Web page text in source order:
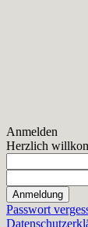
Anmelden
Herzlich
Passwort